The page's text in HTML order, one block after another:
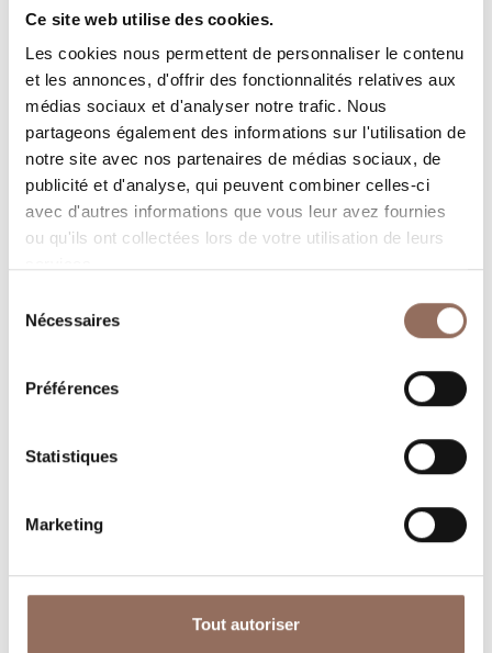
Ce site web utilise des cookies.
Les cookies nous permettent de personnaliser le contenu
et les annonces, d'offrir des fonctionnalités relatives aux
médias sociaux et d'analyser notre trafic. Nous
partageons également des informations sur l'utilisation de
notre site avec nos partenaires de médias sociaux, de
publicité et d'analyse, qui peuvent combiner celles-ci
avec d'autres informations que vous leur avez fournies
ou qu'ils ont collectées lors de votre utilisation de leurs
Nécessaires
Préférences
Statistiques
Marketing
Tout autoriser
Vos vacances
Programmez où dormir, où manger, quoi faire et visiter
dans chaque coin de Langhe Monferrato Roero, tout en
gardant un œil sur la météo en temps réel